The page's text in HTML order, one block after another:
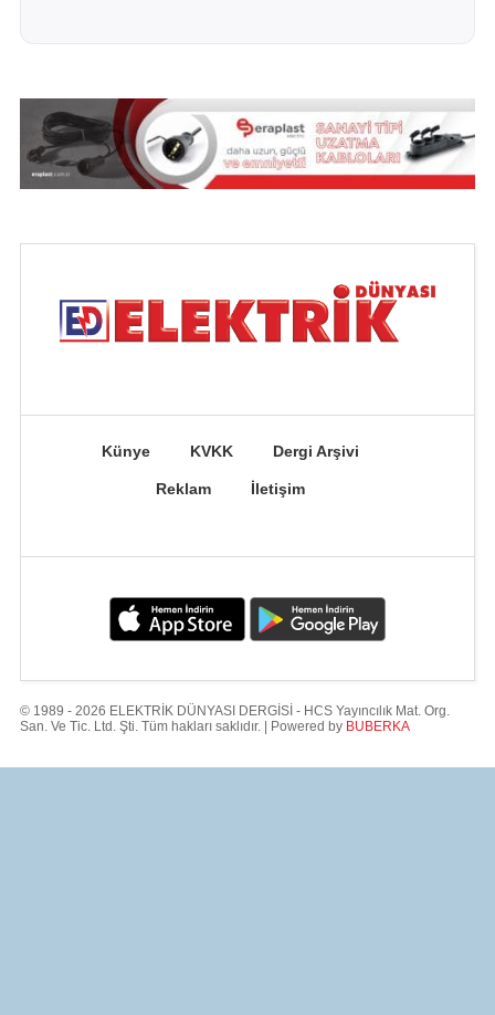
Künye KVKK Dergi Arşivi
Reklam İletişim
© 1989 - 2026 ELEKTRİK DÜNYASI DERGİSİ - HCS Yayıncılık Mat. Org.
San. Ve Tic. Ltd. Şti. Tüm hakları saklıdır. | Powered by BUBERKA